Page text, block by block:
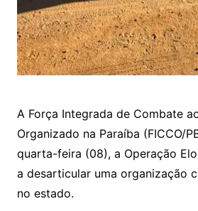
A Força Integrada de Combate
Organizado na Paraíba (FICCO/
quarta-feira (08), a Operação
a desarticular uma organização
no estado.